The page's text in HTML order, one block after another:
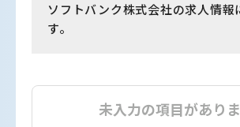
ソフトバンク株式会社の求人情報
す。
未入力の項目があり